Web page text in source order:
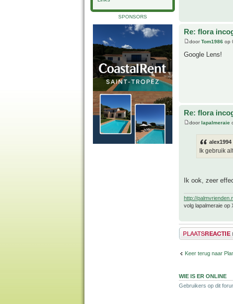
SPONSORS
Re: flora
doorTom1986 op
Google Lens!
Re: flora
doorlapalmeraie
Ik gebruik
Ik ook, zeer
http://
volg lapalmeraie op
Plaats een reactie
Keer terug naar
WIE IS ER ONLINE
Gebruikers op dit